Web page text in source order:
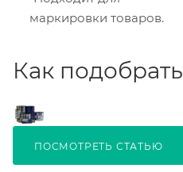
маркировки товаров.
Как
ПОСМОТРЕТЬ СТАТЬЮ